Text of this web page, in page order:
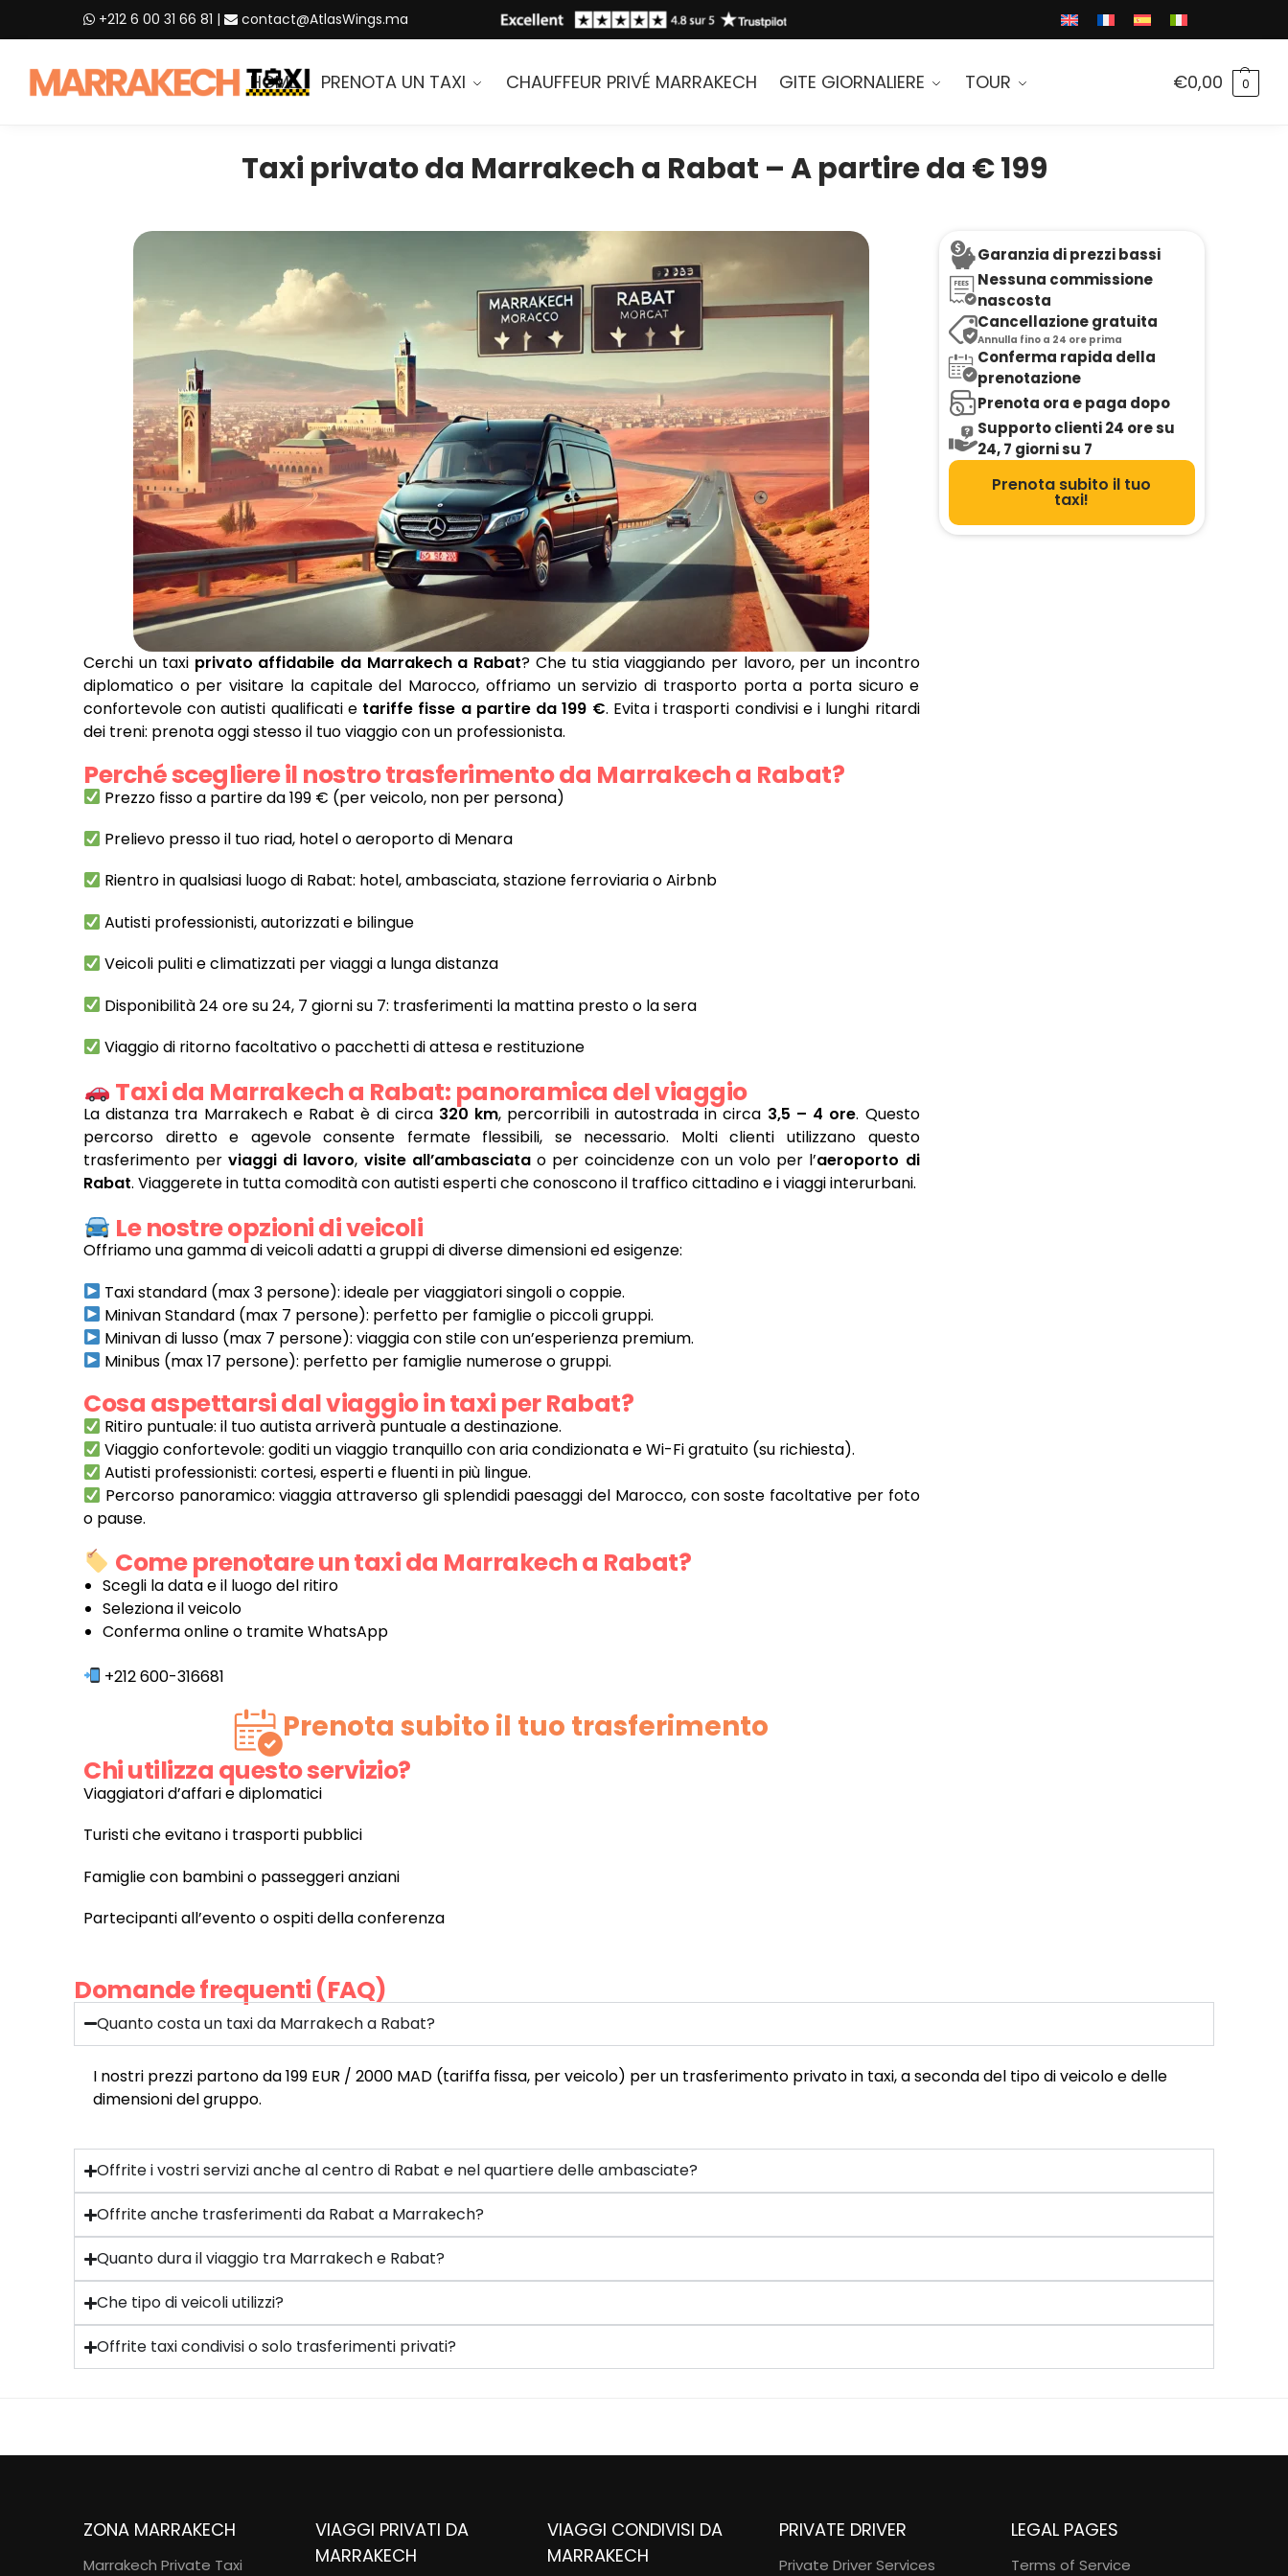
+212 6 00 31 66 81 | contact@AtlasWings.ma
HOME PRENOTA UN TAXI CHAUFFEUR PRIVÉ MARRAKECH GITE GIORNALIERE TOUR €0,00 0
Taxi privato da Marrakech a Rabat – A partire da € 199
Cerchi un taxi privato affidabile da Marrakech a Rabat? Che tu stia viaggiando per lavoro, per un incontro
diplomatico o per visitare la capitale del Marocco, offriamo un servizio di trasporto porta a porta sicuro e
confortevole con autisti qualificati e tariffe fisse a partire da 199 €. Evita i trasporti condivisi e i lunghi ritardi
dei treni: prenota oggi stesso il tuo viaggio con un professionista.
Perché scegliere il nostro trasferimento da Marrakech a Rabat?
Prezzo fisso a partire da 199 € (per veicolo, non per persona)
Prelievo presso il tuo riad, hotel o aeroporto di Menara
Rientro in qualsiasi luogo di Rabat: hotel, ambasciata, stazione ferroviaria o Airbnb
Autisti professionisti, autorizzati e bilingue
Veicoli puliti e climatizzati per viaggi a lunga distanza
Disponibilità 24 ore su 24, 7 giorni su 7: trasferimenti la mattina presto o la sera
Viaggio di ritorno facoltativo o pacchetti di attesa e restituzione
Taxi da Marrakech a Rabat: panoramica del viaggio
La distanza tra Marrakech e Rabat è di circa 320 km, percorribili in autostrada in circa 3,5 – 4 ore. Questo
percorso diretto e agevole consente fermate flessibili, se necessario. Molti clienti utilizzano questo
trasferimento perviaggi di lavoro, visite all’ambasciatao per coincidenze con un volo per l’aeroporto di
Rabat. Viaggerete in tutta comodità con autisti esperti che conoscono il traffico cittadino e i viaggi interurbani.
Le nostre opzioni di veicoli
Offriamo una gamma di veicoli adatti a gruppi di diverse dimensioni ed esigenze:
Taxi standard (max 3 persone): ideale per viaggiatori singoli o coppie.
Minivan Standard (max 7 persone): perfetto per famiglie o piccoli gruppi.
Minivan di lusso (max 7 persone): viaggia con stile con un’esperienza premium.
Minibus (max 17 persone): perfetto per famiglie numerose o gruppi.
Cosa aspettarsi dal viaggio in taxi per Rabat?
Ritiro puntuale: il tuo autista arriverà puntuale a destinazione.
Viaggio confortevole: goditi un viaggio tranquillo con aria condizionata e Wi-Fi gratuito (su richiesta).
Autisti professionisti: cortesi, esperti e fluenti in più lingue.
Percorso panoramico: viaggia attraverso gli splendidi paesaggi del Marocco, con soste facoltative per foto
o pause.
Come prenotare un taxi da Marrakech a Rabat?
Scegli la data e il luogo del ritiro
Seleziona il veicolo
Conferma online o tramite WhatsApp
+212 600-316681
Prenota subito il tuo trasferimento
Chi utilizza questo servizio?
Viaggiatori d’affari e diplomatici
Turisti che evitano i trasporti pubblici
Famiglie con bambini o passeggeri anziani
Partecipanti all’evento o ospiti della conferenza
Garanzia di prezzi bassi
Nessuna commissione
nascosta
Cancellazione gratuita
Annulla fino a 24 ore prima
Conferma rapida della
prenotazione
Prenota ora e paga dopo
Supporto clienti 24 ore su
24, 7 giorni su 7
Prenota subito il tuo
taxi!
Domande frequenti (FAQ)
Quanto costa un taxi da Marrakech a Rabat?
I nostri prezzi partono da 199 EUR / 2000 MAD (tariffa fissa, per veicolo) per un trasferimento privato in taxi, a seconda del tipo di veicolo e delle
dimensioni del gruppo.
Offrite i vostri servizi anche al centro di Rabat e nel quartiere delle ambasciate?
Offrite anche trasferimenti da Rabat a Marrakech?
Quanto dura il viaggio tra Marrakech e Rabat?
Che tipo di veicoli utilizzi?
Offrite taxi condivisi o solo trasferimenti privati?
ZONA MARRAKECH
Marrakech Private Taxi
VIAGGI PRIVATI DA
MARRAKECH
VIAGGI CONDIVISI DA
MARRAKECH
PRIVATE DRIVER
Private Driver Services
LEGAL PAGES
Terms of Service